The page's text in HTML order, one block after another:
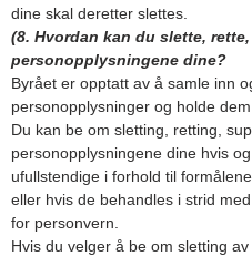
dine skal deretter slettes.
(8. Hvordan kan du slette,
personopplysningene dine?
Byrået er opptatt av å samle inn
personopplysninger og holde
Du kan be om sletting, retting,
personopplysningene dine hvis
ufullstendige i forhold til
eller hvis de behandles i strid
for personvern.
Hvis du velger å be om sletting